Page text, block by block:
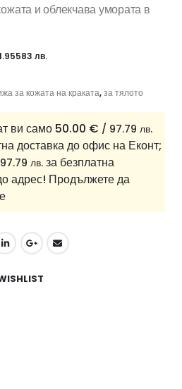
и облекчава умората в
лв.
за кожата на краката,за тялото
ви само 50.00 € / 97.79 лв.
доставка до офис на Еконт;
лв. за безплатна
адрес! Продължете да